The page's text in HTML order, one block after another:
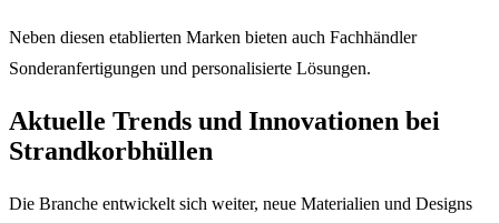
Neben diesen etablierten Marken bieten auch Fachhändler
Sonderanfertigungen und personalisierte Lösungen.
Aktuelle Trends und Innovationen bei
Strandkorbhüllen
Die Branche entwickelt sich weiter, neue Materialien und Designs